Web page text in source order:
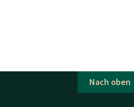
Nach oben